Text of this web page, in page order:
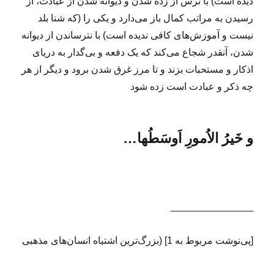
رسیدن به مراتب کمال باز می‌دارد و یکی را (که شنا بلد
نیست و آموزش‌های کافی ندیده است) با نترساندن از دیوانه
شدن، آنقدر شجاع می‌کند که یک دفعه و بی‌گدار به دریای
اذکار و مستحبات بزند و تا مرز غرق شدن برود و دیگر از هر
چه ذکر و عبادت است زده شود
وخَیرُ الاُمورِ اَوسَطُها…
[پی‌نوشت مربوط به 1] (بزرگ‌ترین اشتباه انسان‌های مذهبی